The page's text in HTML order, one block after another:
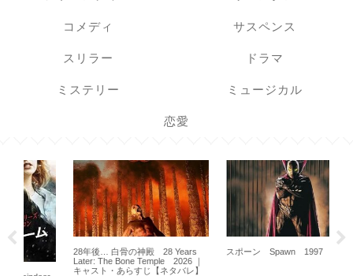
コメディ サスペンス
スリラー ドラマ
ミステリー ミュージカル
恋愛
28年後… 白骨の神殿 28 Years
Later: The Bone Temple 2026 ｜
キャスト・あらすじ【ネタバレ】
スポーン Spawn 1997